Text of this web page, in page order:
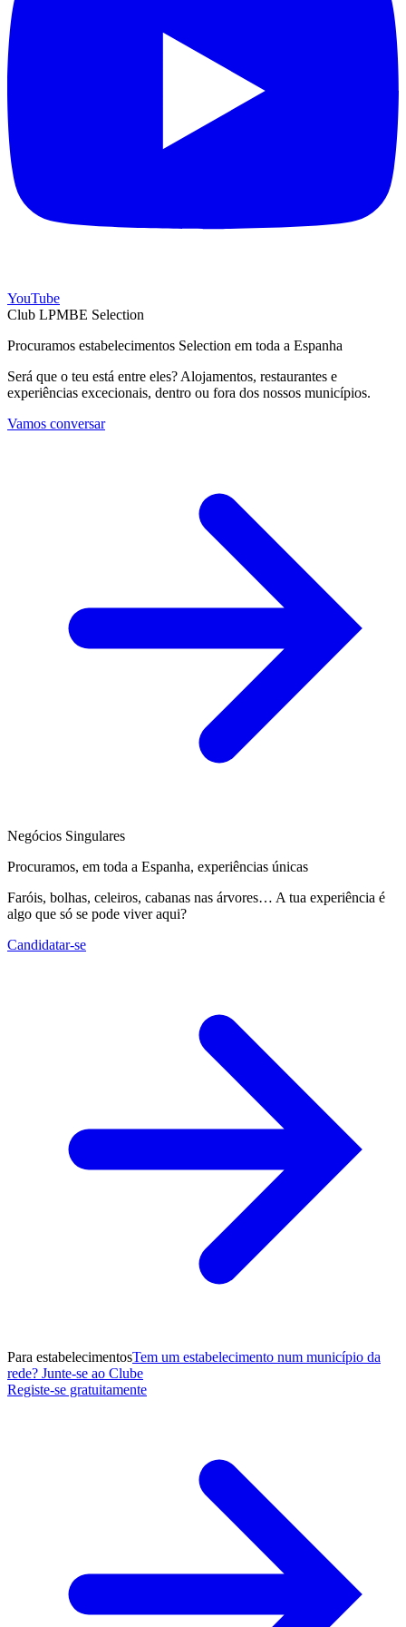
YouTube
Club LPMBE Selection
Procuramos estabelecimentos Selection em toda a Espanha
Será que o teu está entre eles? Alojamentos, restaurantes e
experiências excecionais, dentro ou fora dos nossos municípios.
Vamos conversar
Negócios Singulares
Procuramos, em toda a Espanha, experiências únicas
Faróis, bolhas, celeiros, cabanas nas árvores… A tua experiência é
algo que só se pode viver aqui?
Candidatar-se
Para estabelecimentosTem um estabelecimento num município da
rede? Junte-se ao Clube
Registe-se gratuitamente